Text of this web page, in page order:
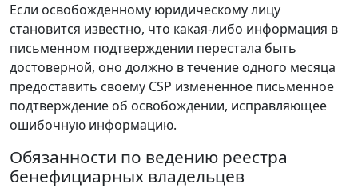
Если освобожденному юридическому лицу
становится известно, что какая-либо информация в
письменном подтверждении перестала быть
достоверной, оно должно в течение одного месяца
предоставить своему CSP измененное письменное
подтверждение об освобождении, исправляющее
ошибочную информацию.
Обязанности по ведению реестра
бенефициарных владельцев